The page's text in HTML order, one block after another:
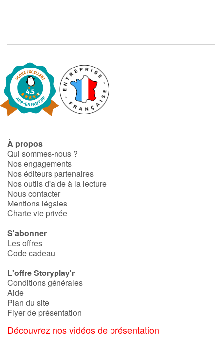
À propos
Qui sommes-nous ?
Nos engagements
Nos éditeurs partenaires
Nos outils d'aide à la lecture
Nous contacter
Mentions légales
Charte vie privée
S'abonner
Les offres
Code cadeau
L'offre Storyplay'r
Conditions générales
Aide
Plan du site
Flyer de présentation
Découvrez nos vidéos de présentation